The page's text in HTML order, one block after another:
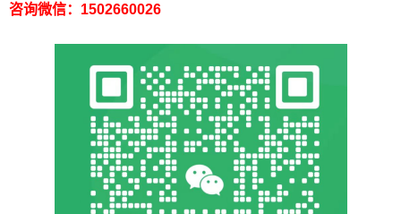
咨询微信：1502660026